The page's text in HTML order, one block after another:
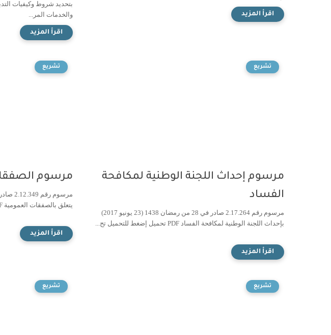
بتحديد شروط وكيفيات
والخدمات المر...
تشريع
مرسوم إحداث اللجنة الوطنية لمكافحة
الفساد
مرسوم رقم 2.17.264 صادر في 28 من رمضان 1438 (23 يونيو 2017)
بإحداث اللجنة الوطنية لمكافحة الفساد PDF تحميل إضغط للتحميل تح...
تشريع
مرسوم
يتعلق بالصفقات العمومية PDF (صيغة محينة بتاريخ 3 يونيو 2019) كم...
تشريع تشريع